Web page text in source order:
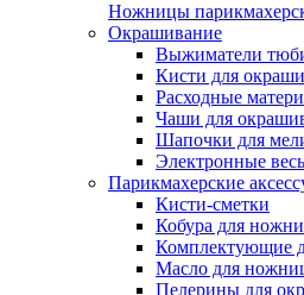
Ножницы
Окрашивание
Выжиматели
Кисти для
Расходные
Чаши для
Шапочки для
Электронные
Парикмахерские
Кисти-сметки
Кобура для
Комплектующие
Масло для
Пелерины для